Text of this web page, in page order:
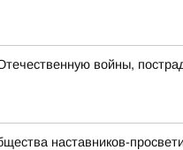
войны,
наставников-